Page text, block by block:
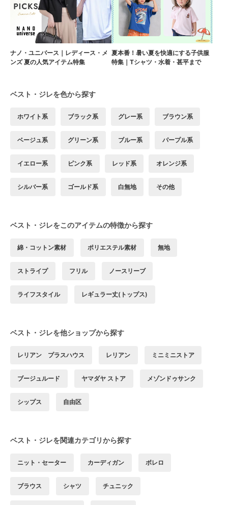
ナノ・ユニバース｜レディース・メ
ンズ 夏の人気アイテム特集
夏本番！暑い夏を快適にする子供服
特集｜Tシャツ・水着・甚平まで
ベスト・ジレを色から探す
ホワイト系 ブラック系 グレー系 ブラウン系
ベージュ系 グリーン系 ブルー系 パープル系
イエロー系 ピンク系 レッド系 オレンジ系
シルバー系 ゴールド系 白無地 その他
ベスト・ジレをこのアイテムの特徴から探す
綿・コットン素材 ポリエステル素材 無地
ストライプ フリル ノースリーブ
ライフスタイル レギュラー丈(トップス)
ベスト・ジレを他ショップから探す
レリアン プラスハウス レリアン ミニミニストア
ブージュルード ヤマダヤ ストア メゾンドゥサンク
シップス 自由区
ベスト・ジレを関連カテゴリから探す
ニット・セーター カーディガン ボレロ
ブラウス シャツ チュニック